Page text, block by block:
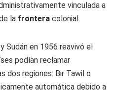
vinculada a
la frontera colonial.
y Sudán en 1956 reavivó el
podían reclamar
dos regiones: Bir Tawil o
automática debido a